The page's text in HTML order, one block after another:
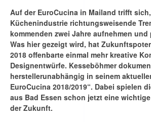
Auf der EuroCucina in Mailand trifft
Küchenindustrie rich­tungsweisende
kommenden zwei Jahre aufnehmen
Was hier gezeigt wird, hat
2018 offenbarte einmal mehr kreative
Designentwürfe. Kesseböhmer
herstellerunabhängig in seinem
EuroCucina 2018/2019“. Dabei spielen
aus Bad Essen schon jetzt eine
der Zukunft.